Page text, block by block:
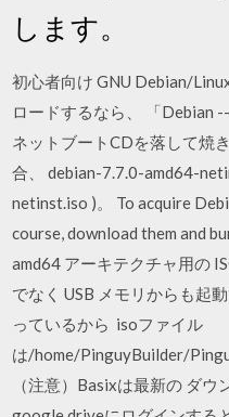
します。
初心者向け GNU Debian/
ロードするなら、 「Debian
ネットブートCDを落して焼
合、 debian-7.7.0-amd64-
netinst.iso )。 To acquire
course, download them and
amd64 アーキテクチャ用の
でなく USB メモリからも起
っているから isoファイル
は/home/PinguyBuilder/
（注意）Basixは最新の ダ